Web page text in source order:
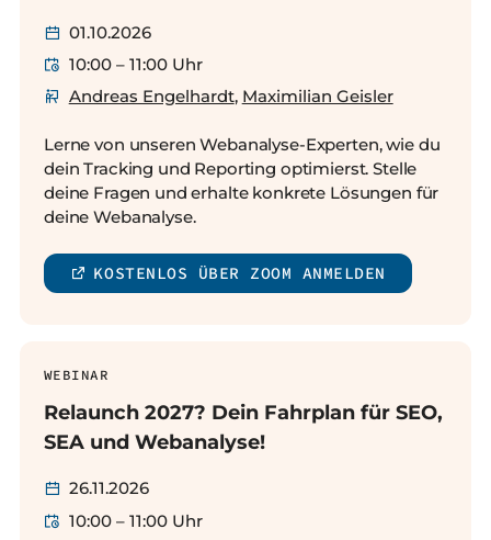
01.10.2026
10:00 – 11:00 Uhr
Andreas Engelhardt, Maximilian Geisler
Lerne von unseren Webanalyse-Experten, wie du
dein Tracking und Reporting optimierst. Stelle
deine Fragen und erhalte konkrete Lösungen für
deine Webanalyse.
KOSTENLOS ÜBER ZOOM ANMELDEN
WEBINAR
Relaunch 2027? Dein Fahrplan für SEO,
SEA und Webanalyse!
26.11.2026
10:00 – 11:00 Uhr